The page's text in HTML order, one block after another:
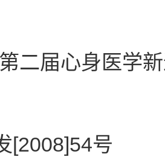
二届心身医学
[2008]54号